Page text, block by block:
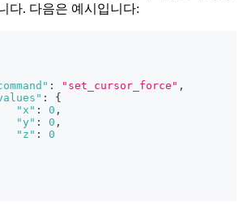
다. 다음은 예시입니다:
: "set_cursor_force" ,
:
{
"x" : 0 ,
"y" : 0 ,
"z" :
0